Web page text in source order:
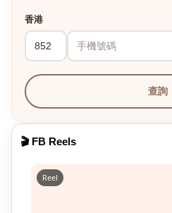
香港
查詢
🎬 FB Reels
Reel